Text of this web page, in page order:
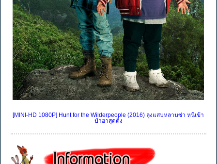
[MINI-HD 1080P] Hunt for the Wilderpeople (2016) ลุงแสบหลานซ่า หนีเข้า
ป่าฮาสุดติ่ง